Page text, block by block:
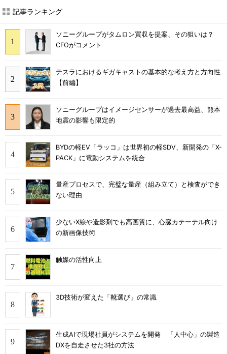
記事ランキング
ソニーグループがタムロン買収を提案、その狙いは？
CFOがコメント
テスラにおけるギガキャストの基本的な考え方と方向性
【前編】
ソニーグループはイメージセンサーが過去最高益、熊本
地震の影響も限定的
BYDの軽EV「ラッコ」は世界初の軽SDV、新開発の「X-
PACK」に電動システムを統合
量産プロセスで、完璧な量産（組み立て）と検査ができ
ない理由
少ないX線や造影剤でも高画質に、心臓カテーテル向け
の新画像技術
触媒の活性向上
3D技術が変えた「靴選び」の常識
生成AIで現場社員がシステムを開発 「人中心」の製造
DXを自走させた3社の方法